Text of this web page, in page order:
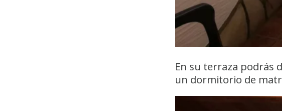
En su terraza podrás
un dormitorio de